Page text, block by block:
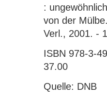
:
von der
Verl., 2001. -
ISBN 978-3-
37.00
Quelle: DNB